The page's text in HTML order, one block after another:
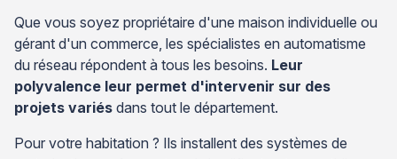
Que vous soyez propriétaire d'une maison individuelle ou
gérant d'un commerce, les spécialistes en automatisme
du réseau répondent à tous les besoins. Leur
polyvalence leur permet d'intervenir sur des
projets variés dans tout le département.
Pour votre habitation ? Ils installent des systèmes de